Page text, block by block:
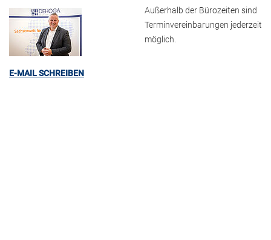
E-MAIL SCHREIBEN
Außerhalb der Bürozeiten sind
Terminvereinbarungen jederzeit
möglich.